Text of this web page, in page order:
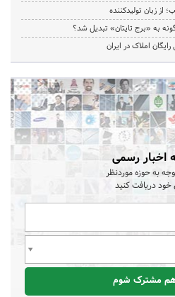
از زبان تولیدکننده
به «برج تایتان» تبدیل شد؟
املاک در ایران
اخبار رسمی
به حوزه موردنظر
خود دریافت کنید
مشترک شوم